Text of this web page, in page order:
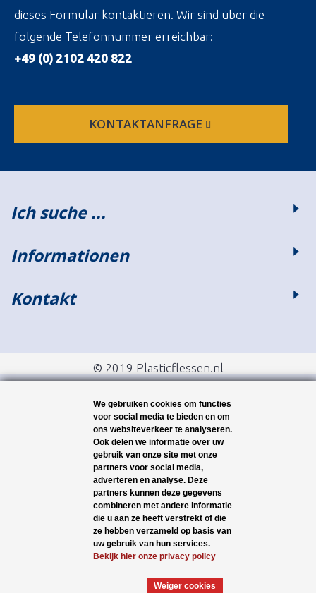
dieses Formular kontaktieren. Wir sind über die
folgende Telefonnummer erreichbar:
+49 (0) 2102 420 822
KONTAKTANFRAGE
Ich suche ...
Informationen
Kontakt
© 2019 Plasticflessen.nl
We gebruiken cookies om functies
voor social media te bieden en om
ons websiteverkeer te analyseren.
Ook delen we informatie over uw
gebruik van onze site met onze
partners voor social media,
adverteren en analyse. Deze
partners kunnen deze gegevens
combineren met andere informatie
die u aan ze heeft verstrekt of die
ze hebben verzameld op basis van
uw gebruik van hun services.
Bekijk hier onze privacy policy
Weiger cookies